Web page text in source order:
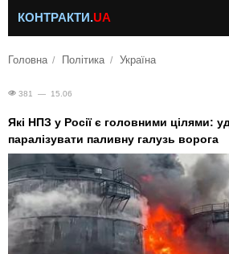
КОНТРАКТИ.UA
Головна Політика Україна
381 — 15.06
Які НПЗ у Росії є головними цілями:
паралізувати паливну галузь ворога